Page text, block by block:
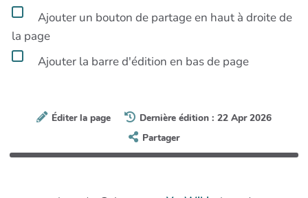
Ajouter un bouton de partage en haut à droite de
la page
Ajouter la barre d'édition en bas de page
Éditer la page
Dernière édition : 22 Apr 2026
Partager